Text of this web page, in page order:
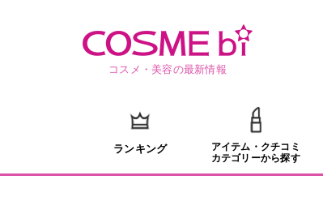
コスメ・美容の最新情報
ランキング
アイテム・クチコミ
カテゴリーから探す